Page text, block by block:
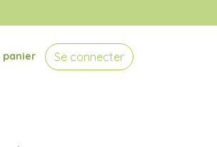
panier Se connecter